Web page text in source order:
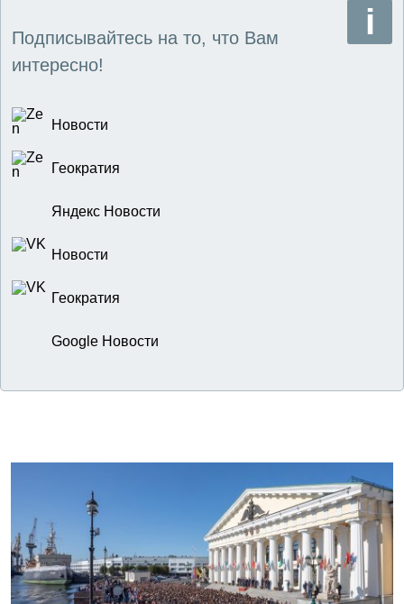
Подписывайтесь на то, что Вам
интересно!
Новости
Геократия
Яндекс Новости
Новости
Геократия
Google Новости